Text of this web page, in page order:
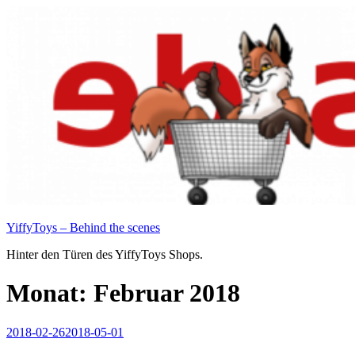
YiffyToys – Behind the scenes
Hinter den Türen des YiffyToys Shops.
Monat: Februar 2018
Veröffentlicht
2018-02-262018-05-01